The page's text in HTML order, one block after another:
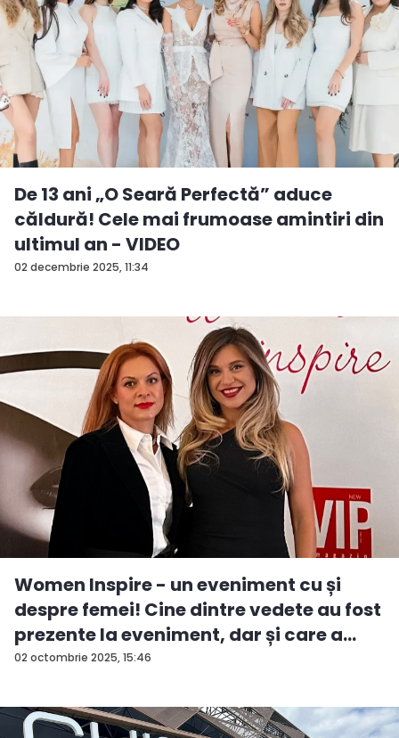
02 decembrie 2025, 11:34
De 13 ani „O Seară Perfectă” aduce
căldură! Cele mai frumoase amintiri din
ultimul an - VIDEO
02 octombrie 2025, 15:46
Women Inspire - un eveniment cu și
despre femei! Cine dintre vedete au fost
prezente la eveniment, dar și care a
fos...